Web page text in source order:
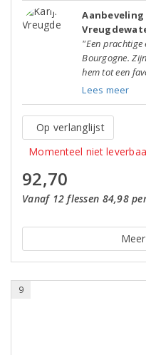
"Een prachtige
Bourgogne.
hem tot een
Lees meer
Op verlanglijst
Momenteel niet
92,70
Vanaf 12 flessen 84,98
9